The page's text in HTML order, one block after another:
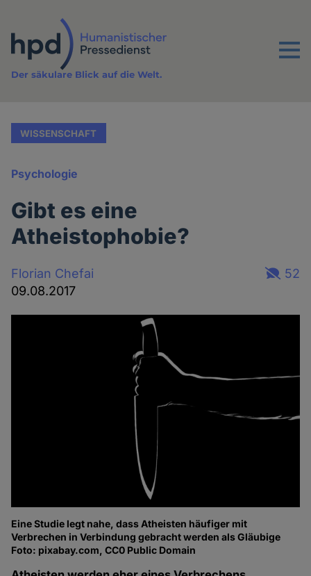
Inhalt
Menu
Der säkulare Blick auf die Welt.
WISSENSCHAFT
Psychologie
Gibt es eine
Atheistophobie?
Florian Chefai
09.08.2017
52
Eine Studie legt nahe, dass Atheisten häufiger mit
Verbrechen in Verbindung gebracht werden als Gläubige
Foto: pixabay.com, CC0 Public Domain